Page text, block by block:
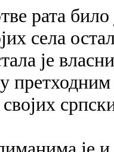
рата
села
је